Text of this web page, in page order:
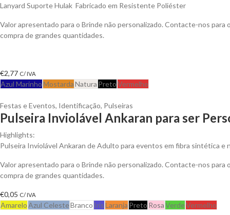
Lanyard Suporte Hulak Fabricado em Resistente Poliéster
Valor apresentado para o Brinde não personalizado. Contacte-nos para
compra de grandes quantidades.
€2,77 C/ IVA
Azul MarinhoMostardaNatura PretoVermelho
Festas e Eventos, Identificação, Pulseiras
Pulseira Inviolável Ankaran para ser
Highlights:
Pulseira Inviolável Ankaran de Adulto para eventos em fibra sintética e
Valor apresentado para o Brinde não personalizado. Contacte-nos para
compra de grandes quantidades.
€0,05 C/ IVA
AmareloAzul CelesteBranco IrisLaranja Preto RosaVerdeVermelho